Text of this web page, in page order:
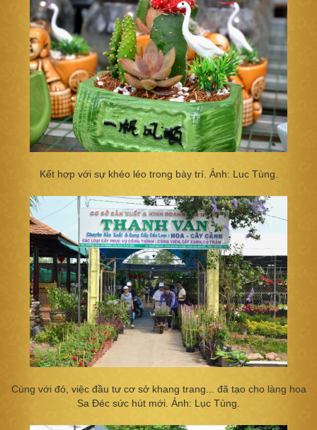
Kết hợp với sự khéo léo trong bày trí. Ảnh: Luc Tùng.
Cùng với đó, việc đầu tư cơ sở khang trang... đã tạo cho làng hoa
Sa Đéc sức hút mới. Ảnh: Lục Tùng.